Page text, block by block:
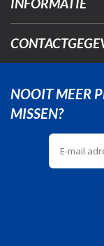
NOOIT MEER
MISSEN?